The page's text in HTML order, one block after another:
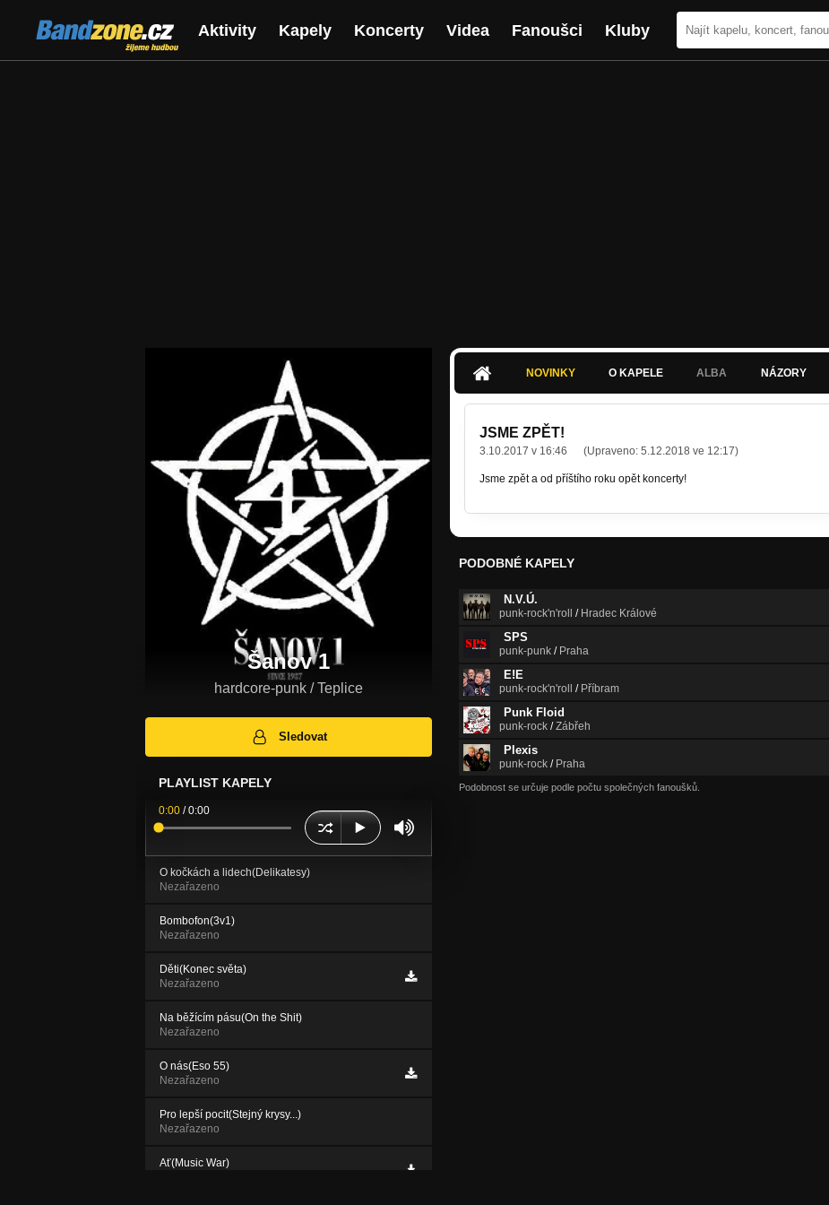
Bandzone.cz
žijeme hudbou
Aktivity Kapely Koncerty Videa Fanoušci Kluby
Šanov 1
hardcore-punk / Teplice
Sledovat
PLAYLIST KAPELY
0:00 /0:00
O kočkách a lidech(Delikatesy)
Nezařazeno
Bombofon(3v1)
Nezařazeno
Děti(Konec světa)
Nezařazeno
Na běžícím pásu(On the Shit)
Nezařazeno
O nás(Eso 55)
Nezařazeno
Pro lepší pocit(Stejný krysy...)
Nezařazeno
Ať(Music War)
NOVINKY O KAPELE ALBA NÁZORY
JSME ZPĚT!
3.10.2017 v 16:46 (Upraveno: 5.12.2018 ve 12:17)
Jsme zpět a od příštího roku opět koncerty!
PODOBNÉ KAPELY
N.V.Ú.
punk-rock'n'roll / Hradec Králové
SPS
punk-punk / Praha
E!E
punk-rock'n'roll / Příbram
Punk Floid
punk-rock /Zábřeh
Plexis
punk-rock / Praha
Podobnost se určuje podle počtu společných fanoušků.